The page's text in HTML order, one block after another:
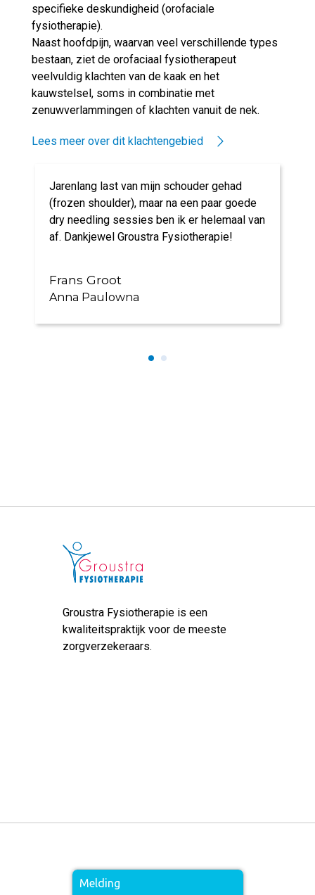
specifieke deskundigheid (orofaciale
fysiotherapie).
Naast hoofdpijn, waarvan veel verschillende types
bestaan, ziet de orofaciaal fysiotherapeut
veelvuldig klachten van de kaak en het
kauwstelsel, soms in combinatie met
zenuwverlammingen of klachten vanuit de nek.
Lees meer over dit klachtengebied
Jarenlang last van mijn schouder gehad
(frozen shoulder), maar na een paar goede
dry needling sessies ben ik er helemaal van
af. Dankjewel Groustra Fysiotherapie!
Frans Groot
Anna Paulowna
Groustra Fysiotherapie is een
kwaliteitspraktijk voor de meeste
zorgverzekeraars.